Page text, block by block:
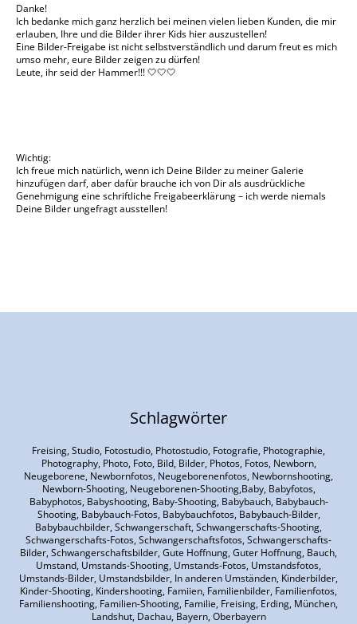
Danke!
Ich bedanke mich ganz herzlich bei meinen vielen lieben Kunden, die mir
erlauben, Ihre und die Bilder ihrer Kids hier auszustellen!
Eine Bilder-Freigabe ist nicht selbstverständlich und darum freut es mich
umso mehr, eure Bilder zeigen zu dürfen!
Leute, ihr seid der Hammer!!! 🤍🤍🤍
Wichtig:
Ich freue mich natürlich, wenn ich Deine Bilder zu meiner Galerie
hinzufügen darf, aber dafür brauche ich von Dir als ausdrückliche
Genehmigung eine schriftliche Freigabeerklärung – ich werde niemals
Deine Bilder ungefragt ausstellen!
Schlagwörter
Freising, Studio, Fotostudio, Photostudio, Fotografie, Photographie,
Photography, Photo, Foto, Bild, Bilder, Photos, Fotos, Newborn,
Neugeborene, Newbornfotos, Neugeborenenfotos, Newbornshooting,
Newborn-Shooting, Neugeborenen-Shooting,Baby, Babyfotos,
Babyphotos, Babyshooting, Baby-Shooting, Babybauch, Babybauch-
Shooting, Babybauch-Fotos, Babybauchfotos, Babybauch-Bilder,
Babybauchbilder, Schwangerschaft, Schwangerschafts-Shooting,
Schwangerschafts-Fotos, Schwangerschaftsfotos, Schwangerschafts-
Bilder, Schwangerschaftsbilder, Gute Hoffnung, Guter Hoffnung, Bauch,
Umstand, Umstands-Shooting, Umstands-Fotos, Umstandsfotos,
Umstands-Bilder, Umstandsbilder, In anderen Umständen, Kinderbilder,
Kinder-Shooting, Kindershooting, Famiien, Familienbilder, Familienfotos,
Familienshooting, Familien-Shooting, Familie, Freising, Erding, München,
Landshut, Dachau, Bayern, Oberbayern